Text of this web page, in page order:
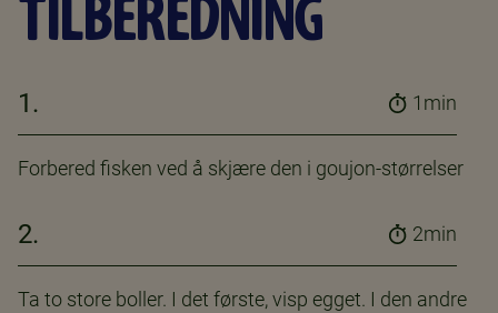
TILBEREDNING
1. 1min
Forbered fisken ved å skjære den i goujon-størrelser
2. 2min
Ta to store boller. I det første, visp egget. I den andre